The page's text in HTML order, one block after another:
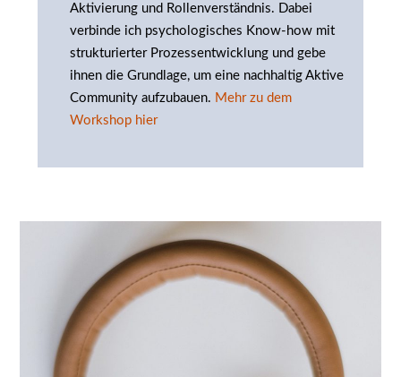
Aktivierung und Rollenverständnis. Dabei
verbinde ich psychologisches Know-how mit
strukturierter Prozessentwicklung und gebe
ihnen die Grundlage, um eine nachhaltig Aktive
Community aufzubauen. Mehr zu dem
Workshop hier